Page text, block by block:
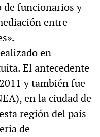
de funcionarios y
entre
en
El antecedente
y también fue
en la ciudad de
región del país
de